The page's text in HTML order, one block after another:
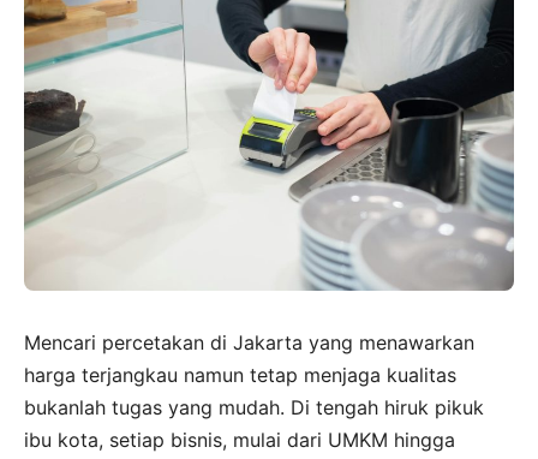
Mencari percetakan di Jakarta yang menawarkan
harga terjangkau namun tetap menjaga kualitas
bukanlah tugas yang mudah. Di tengah hiruk pikuk
ibu kota, setiap bisnis, mulai dari UMKM hingga